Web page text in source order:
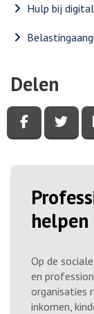
Hulp bij
Delen
Deel
helpen
Op de
en
organisaties
inkomen,